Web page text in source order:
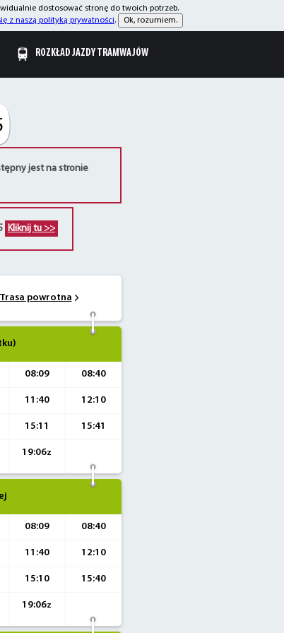
dostosować stronę do twoich potrzeb.
z naszą polityką prywatności. Ok, rozumiem.
ROZKŁAD JAZDY TRAMWAJÓW
jest na stronie
Kliknij tu >>
Trasa powrotna
08:09 08:40
11:40 12:10
15:11 15:41
19:06z
08:09 08:40
11:40 12:10
15:10 15:40
19:06z